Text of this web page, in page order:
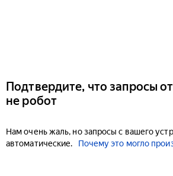
Подтвердите, что запросы
не робот
Нам очень жаль, но запросы с вашего
автоматические.
Почему это могло